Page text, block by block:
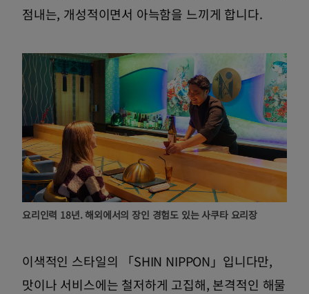
점내는, 개성적이면서 아늑함을 느끼게 합니다.
요리인력 18년. 해외에서의 장인 경험도 있는 사쿠타 요리장
이색적인 스타일의 「SHIN NIPPON」입니다만,
맛이나 서비스에는 철저하게 고집해, 본격적인 해물